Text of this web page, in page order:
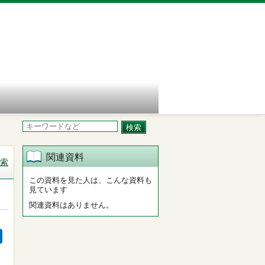
関連資料
この資料を見た人は、こんな資料も
見ています
関連資料はありません。